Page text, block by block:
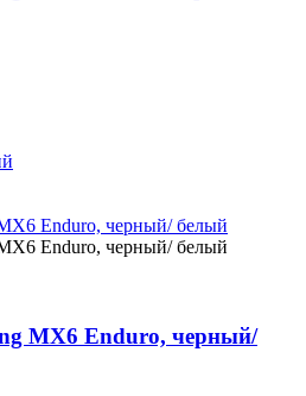
MX6 Enduro, черный/